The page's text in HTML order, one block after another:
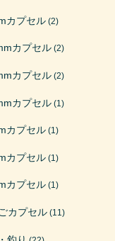
カプセル (2)
カプセル (2)
カプセル (2)
カプセル (1)
カプセル (1)
カプセル (1)
カプセル (1)
カプセル (11)